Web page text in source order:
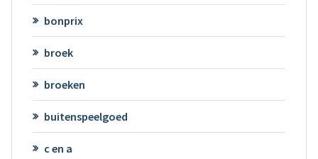
bonprix
broek
broeken
buitenspeelgoed
c en a